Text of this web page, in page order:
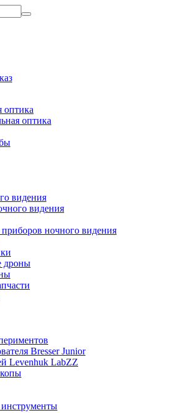
оптика
оптика
видения
видения
ночного видения
дроны
Bresser Junior
Levenhuk LabZZ